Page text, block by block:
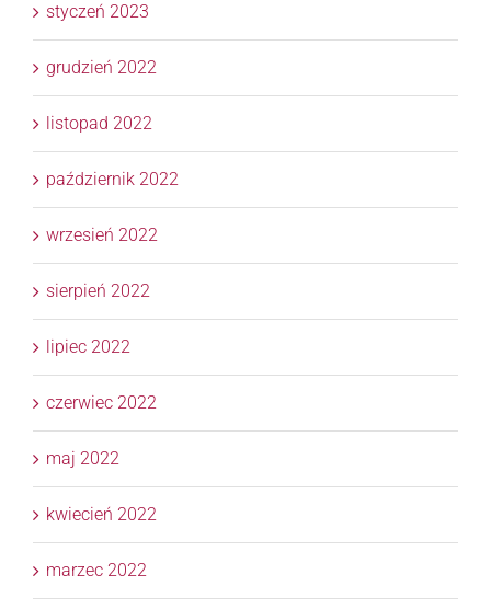
styczeń 2023
grudzień 2022
listopad 2022
październik 2022
wrzesień 2022
sierpień 2022
lipiec 2022
czerwiec 2022
maj 2022
kwiecień 2022
marzec 2022